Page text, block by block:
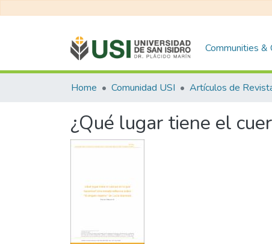
Communities &
Home Comunidad USI Artículos de
¿Qué lugar tiene el